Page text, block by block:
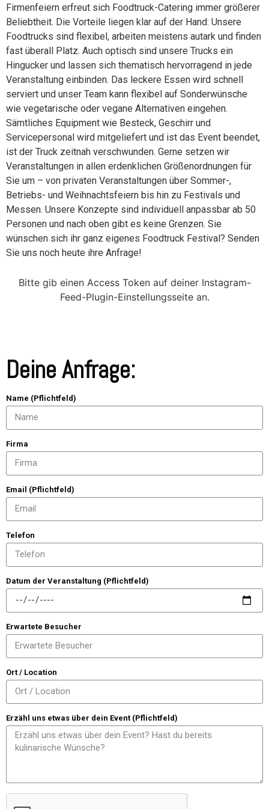
Firmenfeiern erfreut sich Foodtruck-Catering immer größerer
Beliebtheit. Die Vorteile liegen klar auf der Hand: Unsere
Foodtrucks sind flexibel, arbeiten meistens autark und finden
fast überall Platz. Auch optisch sind unsere Trucks ein
Hingucker und lassen sich thematisch hervorragend in jede
Veranstaltung einbinden. Das leckere Essen wird schnell
serviert und unser Team kann flexibel auf Sonderwünsche
wie vegetarische oder vegane Alternativen eingehen.
Sämtliches Equipment wie Besteck, Geschirr und
Servicepersonal wird mitgeliefert und ist das Event beendet,
ist der Truck zeitnah verschwunden. Gerne setzen wir
Veranstaltungen in allen erdenklichen Größenordnungen für
Sie um – von privaten Veranstaltungen über Sommer-,
Betriebs- und Weihnachtsfeiern bis hin zu Festivals und
Messen. Unsere Konzepte sind individuell anpassbar ab 50
Personen und nach oben gibt es keine Grenzen. Sie
wünschen sich ihr ganz eigenes Foodtruck Festival? Senden
Sie uns noch heute ihre Anfrage!
Bitte gib einen Access Token auf deiner Instagram-
Feed-Plugin-Einstellungsseite an.
Deine Anfrage:
Name (Pflichtfeld)
Firma
Email (Pflichtfeld)
Telefon
Datum der Veranstaltung (Pflichtfeld)
Erwartete Besucher
Ort / Location
Erzähl uns etwas über dein Event (Pflichtfeld)